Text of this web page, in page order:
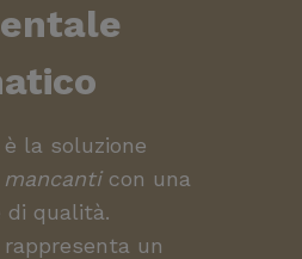
è la soluzione
con una
di qualità.
rappresenta un